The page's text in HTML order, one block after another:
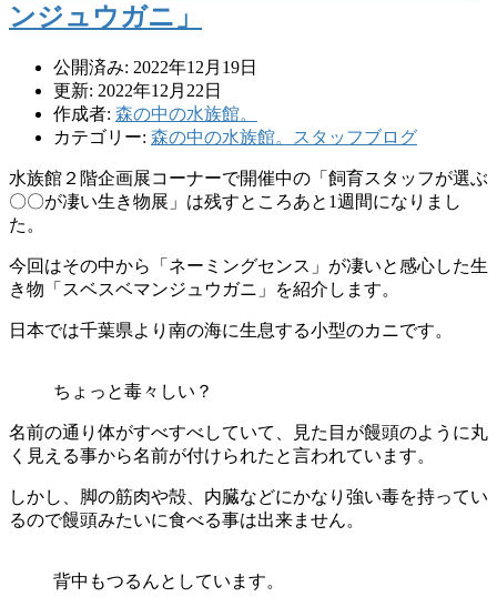
ンジュウガニ」
公開済み: 2022年12月19日
更新: 2022年12月22日
作成者: 森の中の水族館。
カテゴリー: 森の中の水族館。スタッフブログ
水族館２階企画展コーナーで開催中の「飼育スタッフが選ぶ
〇〇が凄い生き物展」は残すところあと1週間になりまし
た。
今回はその中から「ネーミングセンス」が凄いと感心した生
き物「スベスベマンジュウガニ」を紹介します。
日本では千葉県より南の海に生息する小型のカニです。
ちょっと毒々しい？
名前の通り体がすべすべしていて、見た目が饅頭のように丸
く見える事から名前が付けられたと言われています。
しかし、脚の筋肉や殻、内臓などにかなり強い毒を持ってい
るので饅頭みたいに食べる事は出来ません。
背中もつるんとしています。